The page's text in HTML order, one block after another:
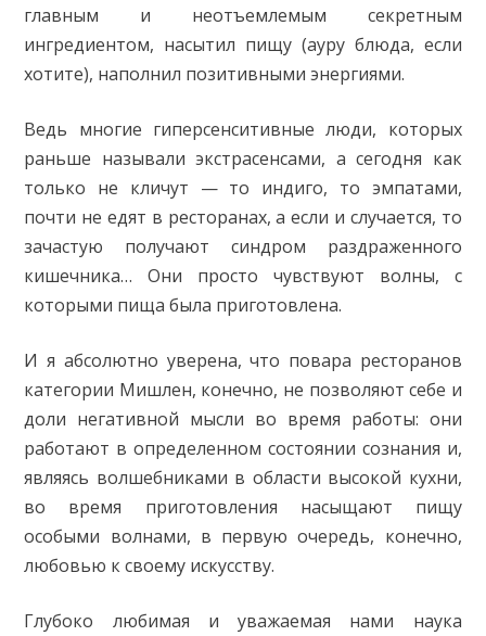
главным и неотъемлемым секретным
ингредиентом, насытил пищу (ауру блюда, если
хотитe), наполнил позитивными энергиями.
Ведь многие гиперсенситивные люди, которых
раньше называли экстрасенсами, а сегодня как
только не кличут — то индиго, то эмпатами,
почти не едят в ресторанах, а если и случается, то
зачастую получают синдром раздраженного
кишечника… Они просто чувствуют волны, с
которыми пища была приготовлена.
И я абсолютно уверена, что повара ресторанов
категории Мишлен, конечно, не позволяют себе и
доли негативной мысли во время работы: они
работают в определенном состоянии сознания и,
являясь волшебниками в области высокой кухни,
во время приготовления насыщают пищу
особыми волнами, в первую очередь, конечно,
любовью к своему искусству.
Глубоко любимая и уважаемая нами наука